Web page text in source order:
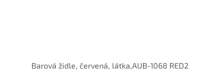
Barová židle, červená, látka,AUB-1068 RED2